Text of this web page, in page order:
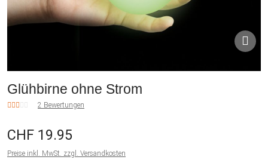
Glühbirne ohne Strom
2 Bewertungen
CHF 19.95
Preise inkl. MwSt. zzgl. Versandkosten